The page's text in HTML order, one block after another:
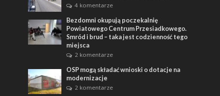
4 komentarze
Bezdomni okupują poczekalnię
Powiatowego Centrum Przesiadkowego.
Smród i brud – taka jest codzienność tego
miejsca
2 komentarze
OSP mogą składać wnioski o dotacje na
modernizacje
2 komentarze